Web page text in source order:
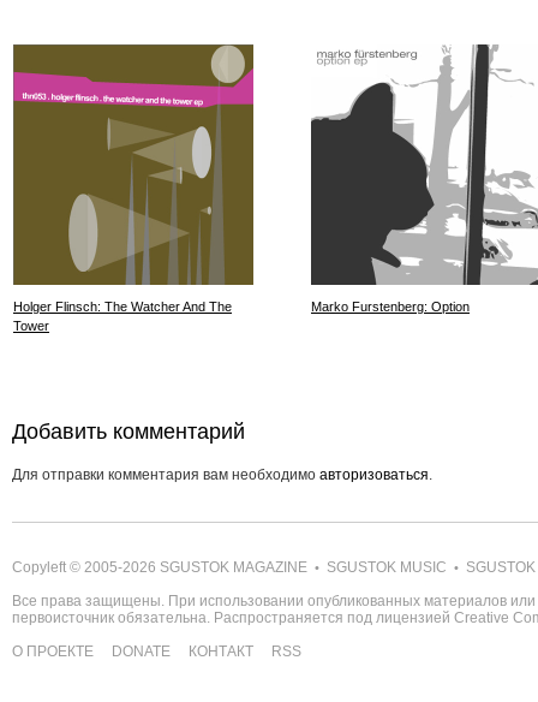
Holger Flinsch: The Watcher And The
Tower
Marko Furstenberg: Option
Добавить комментарий
Для отправки комментария вам необходимо авторизоваться.
Copyleft © 2005-2026 SGUSTOK MAGAZINE • SGUSTOK MUSIC •
Все права защищены. При использовании опубликованных материалов
первоисточник обязательна. Распространяется под лицензией Creative
О ПРОЕКТЕ
DONATE КОНТАКТ RSS